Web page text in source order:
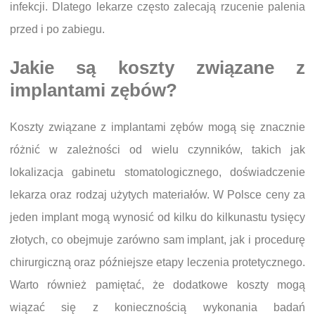
infekcji. Dlatego lekarze często zalecają rzucenie palenia
przed i po zabiegu.
Jakie są koszty związane z
implantami zębów?
Koszty związane z implantami zębów mogą się znacznie
różnić w zależności od wielu czynników, takich jak
lokalizacja gabinetu stomatologicznego, doświadczenie
lekarza oraz rodzaj użytych materiałów. W Polsce ceny za
jeden implant mogą wynosić od kilku do kilkunastu tysięcy
złotych, co obejmuje zarówno sam implant, jak i procedurę
chirurgiczną oraz późniejsze etapy leczenia protetycznego.
Warto również pamiętać, że dodatkowe koszty mogą
wiązać się z koniecznością wykonania badań